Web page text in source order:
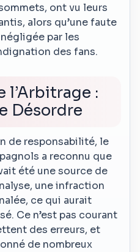
ont vu leurs
alors qu’une faute
par les
des fans.
l’Arbitrage :
Désordre
de responsabilité, le
a reconnu que
été une source de
une infraction
ce qui aurait
Ce n’est pas courant
des erreurs, et
de nombreux